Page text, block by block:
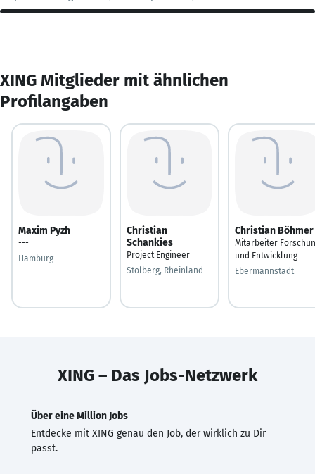
XING Mitglieder mit ähnlichen
Profilangaben
Maxim Pyzh
---
Hamburg
Christian
Schankies
Project Engineer
Stolberg, Rheinland
Christian Böhmer
Mitarbeiter
und Entwicklung
Ebermannstadt
XING – Das Jobs-Netzwerk
Über eine Million Jobs
Entdecke mit XING genau den Job, der wirklich zu Dir
passt.